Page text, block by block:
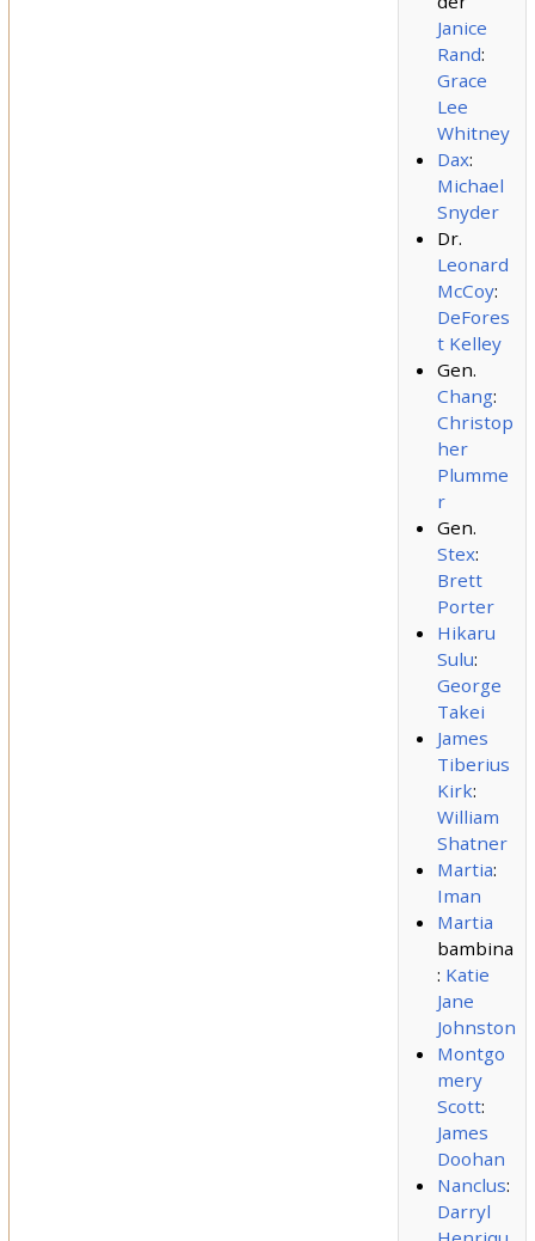
Janice
Rand:
Grace
Lee
Whitney
Dax:
Michael
Snyder
Dr.
Leonard
McCoy:
DeFores
t Kelley
Gen.
Chang:
Christop
her
Plumme
r
Gen.
Stex:
Brett
Porter
Hikaru
Sulu:
George
Takei
James
Tiberius
Kirk:
William
Shatner
Martia:
Iman
Martia
bambina
: Katie
Jane
Johnston
Montgo
mery
Scott:
James
Doohan
Nanclus:
Darryl